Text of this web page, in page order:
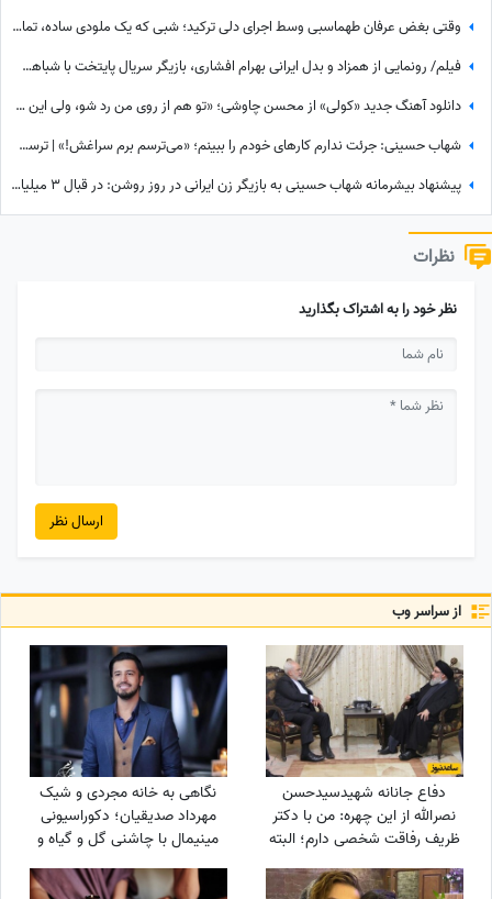
وقتی بغض عرفان طهماسبی وسط اجرای دلی ترکید؛ شبی که یک ملودی ساده، تمام سالن را به گریه انداخت! دلا امشب سفر دارم، من امشب با خدای خود مناجاتی دگر دارم...❤
فیلم/ رونمایی از همزاد و بدل ایرانی بهرام افشاری، بازیگر سریال پایتخت با شباهت صددرصدی/ اصلا قابل تشخیص نیست!
دانلود آهنگ جدید «کولی» از محسن چاوشی؛ «تو هم از روی من رد شو، ولی این سایه سنگینه...» + متن
شهاب حسینی: جرئت ندارم کارهای خودم را ببینم؛ «می‌ترسم برم سراغش!» | ترسی که شاید راز موفقیت این بازیگر باشد
پیشنهاد بیشرمانه شهاب حسینی به بازیگر زن ایرانی در روز روشن: در قبال 3 میلیارد تومان زنانگی‌ات را به من بفروش! از همکاری بازیگران مشهور با محکوم فساد اقتصادی تا...
نظرات
نظر خود را به اشتراک بگذارید
ارسال نظر
از سراسر وب
دفاع جانانه شهیدسیدحسن
نصرالله از این چهره: من با دکتر
ظریف رفاقت شخصی دارم؛ البته
نمیخواهم برایش دردسر...
+ویدیو
نگاهی به خانه مجردی و شیک
مهرداد صدیقیان؛ دکوراسیونی
مینیمال با چاشنی گل و گیاه و
حال‌وهوای اروپایی + عکس